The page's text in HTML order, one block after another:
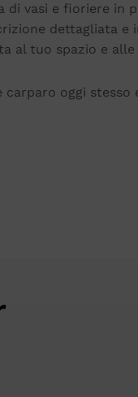
vasi e fioriere in
dettagliata e
al tuo spazio e alle
oggi